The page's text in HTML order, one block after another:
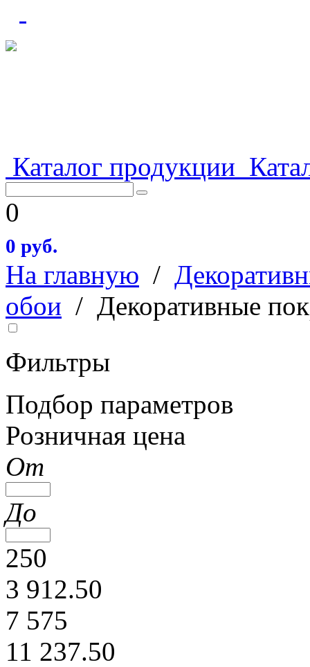
Каталог продукции
0
0 руб.
На главную /
обои / Декоративные
Фильтры
Подбор параметров
Розничная цена
От
До
250
3 912.50
7 575
11 237.50